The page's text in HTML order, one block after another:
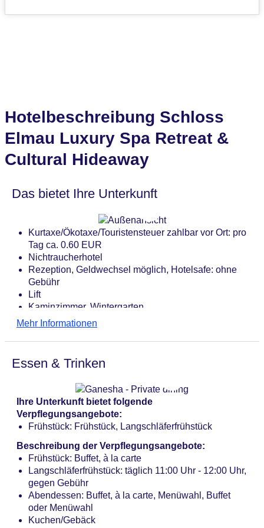
Hotelbeschreibung Schloss
Elmau Luxury Spa Retreat &
Cultural Hideaway
Das bietet Ihre Unterkunft
Kurtaxe/Ökotaxe/Touristensteuer zahlbar vor Ort: pro
Tag ca. 0.60 EUR
Nichtraucherhotel
Rezeption, Geldwechsel möglich, Hotelsafe: ohne
Gebühr
Lift
Kaminzimmer, Wintergarten
Gartenanlage, Dachterrasse, Sonnenterrasse
Adults-only-Pool „Rooftop Pool Badehaus“: ohne
Gebühr, Outdoor, beheizbar, auf der Dachterrasse,
im Wellnessbereich, Daybeds: ohne Gebühr,
Liegen: ohne Gebühr, Liegestühle: ohne Gebühr
Adults-only-Pool „Solepool Badehaus“: ohne
Gebühr, Outdoor, beheizbar, im Wellnessbereich,
Daybeds: ohne Gebühr, Liegen: ohne Gebühr,
Liegestühle: ohne Gebühr, Sonnenschirme: ohne
Gebühr
Pool „Nature Spa Pool“: ohne Gebühr, Outdoor,
Daybeds: ohne Gebühr, Liegen: ohne Gebühr,
Liegestühle: ohne Gebühr, Sonnenschirme: ohne
Gebühr
Pool „Family Spa Pool“: ohne Gebühr, Indoor,
beheizbar, im Wellnessbereich, Daybeds: ohne
Mehr Informationen
Essen & Trinken
Ihre Unterkunft bietet folgende
Verpflegungsangebote:
Frühstück: Frühstück, Langschläferfrühstück
Beschreibung der Verpflegungsangebote:
Frühstück: Buffet, à la carte
Langschläferfrühstück: täglich 11:00 Uhr - 12:00 Uhr,
gegen Gebühr
Abendessen: Buffet, à la carte, Menüwahl, Buffet
oder Menüwahl
Kuchen/Gebäck